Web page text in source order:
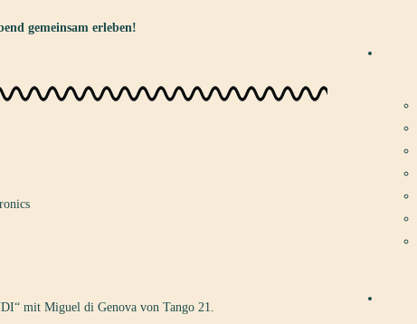
gemeinsam erleben!
mit Miguel di Genova von Tango 21.